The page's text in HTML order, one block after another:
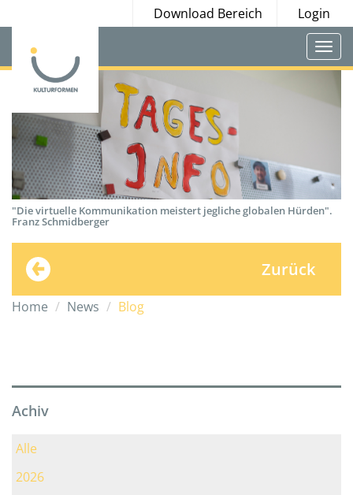
Download Bereich Login
"Die virtuelle Kommunikation meistert jegliche globalen Hürden".
Franz Schmidberger
Zurück
Home News Blog
Achiv
Alle
2026